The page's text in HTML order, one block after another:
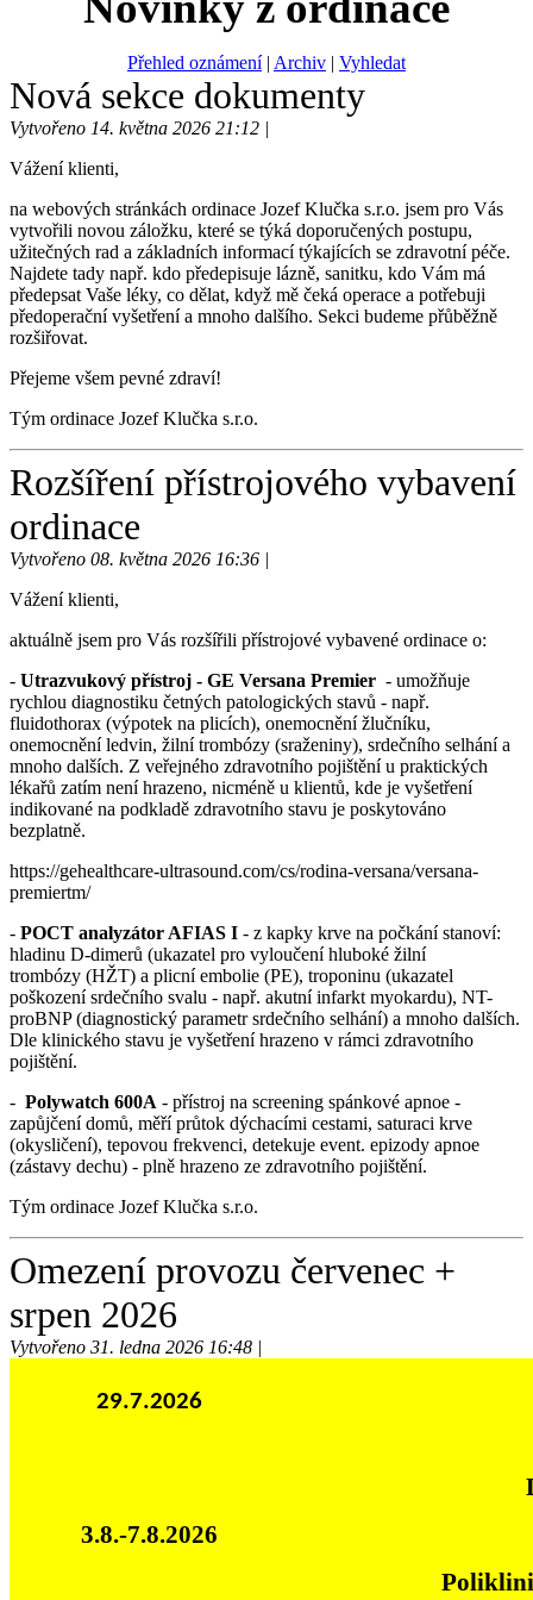
Přehled oznámení| Archiv | Vyhledat
Nová sekce dokumenty
Vytvořeno 14. května 2026 21:12 |
Vážení klienti,
na webových stránkách ordinace Jozef Klučka s.r.o. jsem pro Vás
vytvořili novou záložku, které se týká doporučených postupu,
užitečných rad a základních informací týkajících se zdravotní péče.
Najdete tady např. kdo předepisuje lázně, sanitku, kdo Vám má
předepsat Vaše léky, co dělat, když mě čeká operace a potřebuji
předoperační vyšetření a mnoho dalšího. Sekci budeme přůběžně
rozšiřovat.
Přejeme všem pevné zdraví!
Tým ordinace Jozef Klučka s.r.o.
Rozšíření přístrojového vybavení
ordinace
Vytvořeno 08. května 2026 16:36 |
Vážení klienti,
aktuálně jsem pro Vás rozšířili přístrojové vybavené ordinace o:
- Utrazvukový přístroj - GE Versana Premier - umožňuje
rychlou diagnostiku četných patologických stavů - např.
fluidothorax (výpotek na plicích), onemocnění žlučníku,
onemocnění ledvin, žilní trombózy (sraženiny), srdečního selhání a
mnoho dalších. Z veřejného zdravotního pojištění u praktických
lékařů zatím není hrazeno, nicméně u klientů, kde je vyšetření
indikované na podkladě zdravotního stavu je poskytováno
bezplatně.
https://gehealthcare-ultrasound.com/cs/rodina-versana/versana-
premiertm/
- POCT analyzátor AFIAS I - z kapky krve na počkání stanoví:
hladinu D-dimerů (ukazatel pro vyloučení hluboké žilní
trombózy (HŽT) a plicní embolie (PE), troponinu (ukazatel
poškození srdečního svalu - např. akutní infarkt myokardu), NT-
proBNP (diagnostický parametr srdečního selhání) a mnoho dalších.
Dle klinického stavu je vyšetření hrazeno v rámci zdravotního
pojištění.
- Polywatch 600A - přístroj na screening spánkové apnoe -
zapůjčení domů, měří průtok dýchacími cestami, saturaci krve
(okysličení), tepovou frekvenci, detekuje event. epizody apnoe
(zástavy dechu) - plně hrazeno ze zdravotního pojištění.
Tým ordinace Jozef Klučka s.r.o.
Omezení provozu červenec +
srpen 2026
Vytvořeno 31. ledna 2026 16:48 |
29.7.2026
3.8.-7.8.2026